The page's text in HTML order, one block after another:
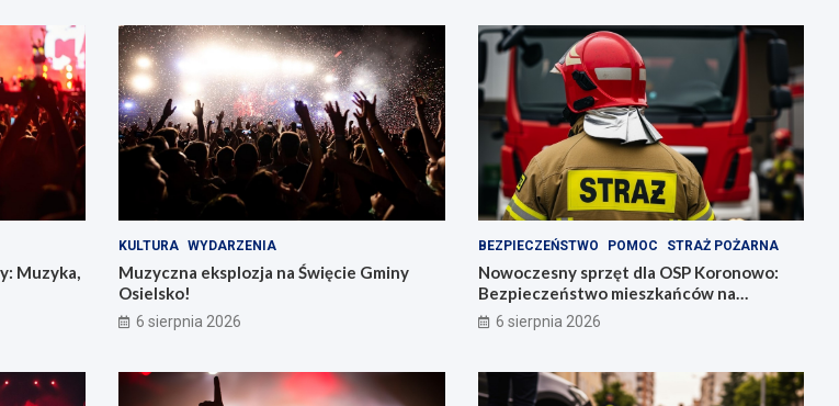
Muzyka,
KULTURA WYDARZENIA
Muzyczna eksplozja na Święcie Gminy
Osielsko!
6 sierpnia 2026
BEZPIECZEŃSTWO POMOC STRAŻ POŻARNA
Nowoczesny sprzęt dla OSP Koronowo:
Bezpieczeństwo mieszkańców na
pierwszym miejscu!
6 sierpnia 2026